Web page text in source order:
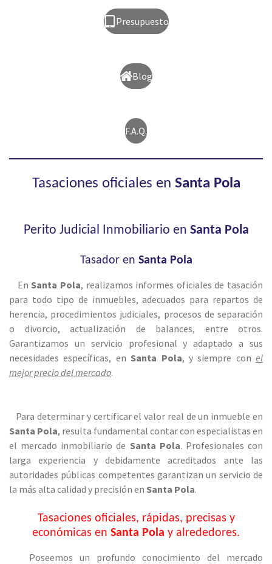
Presupuesto
Blog
F.A.Q.
Tasaciones oficiales en Santa Pola
Perito Judicial Inmobiliario en Santa Pola
Tasador en Santa Pola
En Santa Pola, realizamos informes oficiales de tasación
para todo tipo de inmuebles, adecuados para repartos de
herencia, procedimientos judiciales, procesos de separación
o divorcio, actualización de balances, entre otros.
Garantizamos un servicio profesional y adaptado a sus
necesidades específicas, en Santa Pola, y siempre con el
mejor precio del mercado.
Para determinar y certificar el valor real de un inmueble en
Santa Pola, resulta fundamental contar con especialistas en
el mercado inmobiliario de Santa Pola. Profesionales con
larga experiencia y debidamente acreditados ante las
autoridades públicas competentes garantizan un servicio de
la más alta calidad y precisión en Santa Pola.
Tasaciones oficiales, rápidas, precisas y
económicas en Santa Pola y alrededores.
Poseemos un profundo conocimiento del mercado